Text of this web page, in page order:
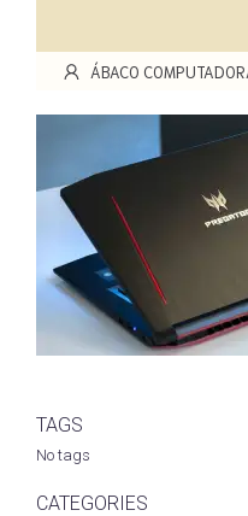
ÁBACO
TAGS
No tags
CATEGORIES